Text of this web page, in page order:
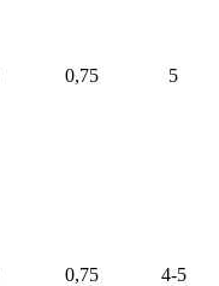
0,75 5
0,75 4-5